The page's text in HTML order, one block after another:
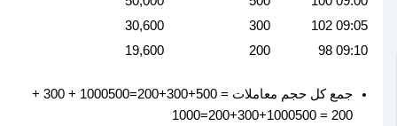
09:05
102
300
30,600
09:10
98
200
19,600
جمع کل حجم معاملات =
500+300+200=1000500 + 300 +
200 = 1000
500
+
300
+
200
=
1000